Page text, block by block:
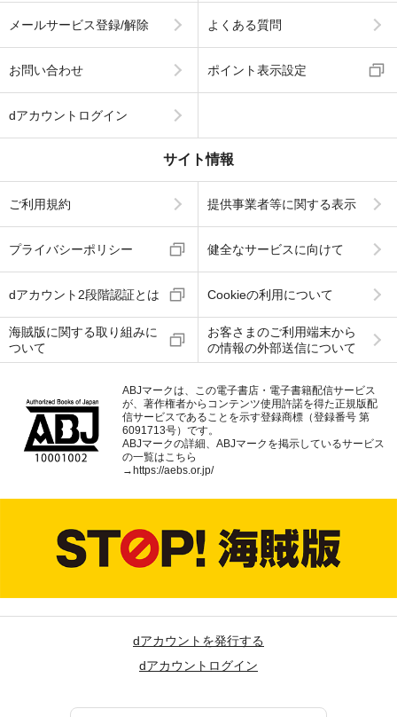
メールサービス登録/解除 よくある質問
お問い合わせ ポイント表示設定
dアカウントログイン
サイト情報
ご利用規約 提供事業者等に関する表示
プライバシーポリシー 健全なサービスに向けて
dアカウント2段階認証とは Cookieの利用について
海賊版に関する取り組みに
ついて
お客さまのご利用端末から
の情報の外部送信について
ABJマークは、この電子書店・電子書籍配信サービス
が、著作権者からコンテンツ使用許諾を得た正規版配
信サービスであることを示す登録商標（登録番号 第
6091713号）です。
ABJマークの詳細、ABJマークを掲示しているサービス
の一覧はこちら
→ https://aebs.or.jp/
dアカウントを発行する
dアカウントログイン